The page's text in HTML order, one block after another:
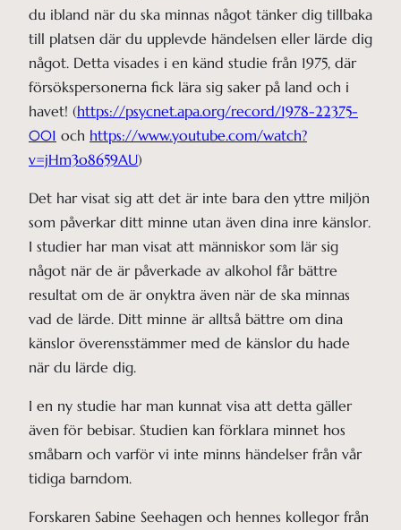
du ibland när du ska minnas något tänker dig tillbaka
till platsen där du upplevde händelsen eller lärde dig
något. Detta visades i en känd studie från 1975, där
försökspersonerna fick lära sig saker på land och i
havet! (https://psycnet.apa.org/record/1978-22375-
001 och https://www.youtube.com/watch?
v=jHm3o8659AU)
Det har visat sig att det är inte bara den yttre miljön
som påverkar ditt minne utan även dina inre känslor.
I studier har man visat att människor som lär sig
något när de är påverkade av alkohol får bättre
resultat om de är onyktra även när de ska minnas
vad de lärde. Ditt minne är alltså bättre om dina
känslor överensstämmer med de känslor du hade
när du lärde dig.
I en ny studie har man kunnat visa att detta gäller
även för bebisar. Studien kan förklara minnet hos
småbarn och varför vi inte minns händelser från vår
tidiga barndom.
Forskaren Sabine Seehagen och hennes kollegor från